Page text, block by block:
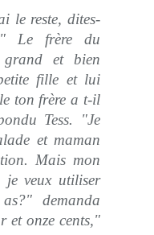
le reste, dites-
Le frère du
grand et bien
fille et lui
ton frère a t-il
Tess. "Je
et maman
Mais mon
je veux utiliser
demanda
et onze cents,"